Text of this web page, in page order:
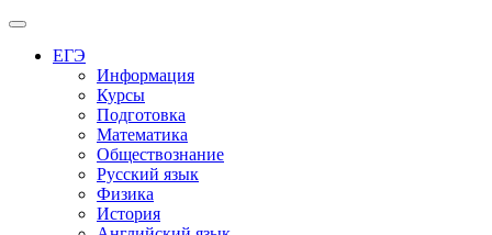
Меню
ЕГЭ
Информация
Курсы
Подготовка
Математика
Обществознание
Русский язык
Физика
История